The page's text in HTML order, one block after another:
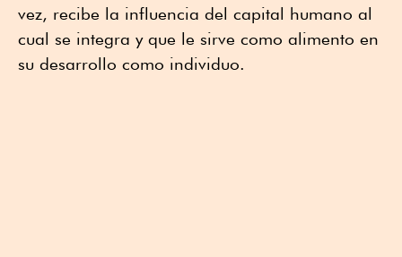
vez, recibe la influencia del capital humano al
cual se integra y que le sirve como alimento en
su desarrollo como individuo.